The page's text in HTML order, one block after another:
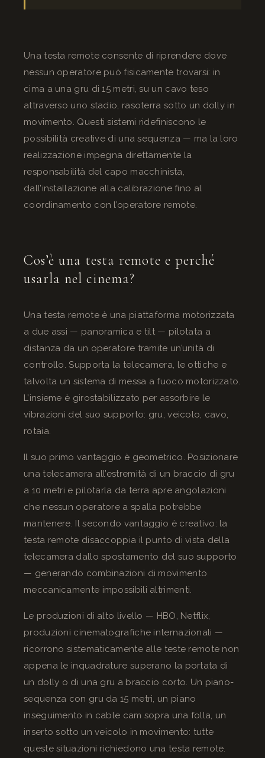
Una testa remote consente di riprendere dove
nessun operatore può fisicamente trovarsi: in
cima a una gru di 15 metri, su un cavo teso
attraverso uno stadio, rasoterra sotto un dolly in
movimento. Questi sistemi ridefiniscono le
possibilità creative di una sequenza — ma la loro
realizzazione impegna direttamente la
responsabilità del capo macchinista,
dall’installazione alla calibrazione fino al
coordinamento con l’operatore remote.
Cos’è una testa remote e perché
usarla nel cinema?
Una testa remote è una piattaforma motorizzata
a due assi — panoramica e tilt — pilotata a
distanza da un operatore tramite un’unità di
controllo. Supporta la telecamera, le ottiche e
talvolta un sistema di messa a fuoco motorizzato.
L’insieme è girostabilizzato per assorbire le
vibrazioni del suo supporto: gru, veicolo, cavo,
rotaia.
Il suo primo vantaggio è geometrico. Posizionare
una telecamera all’estremità di un braccio di gru
a 10 metri e pilotarla da terra apre angolazioni
che nessun operatore a spalla potrebbe
mantenere. Il secondo vantaggio è creativo: la
testa remote disaccoppia il punto di vista della
telecamera dallo spostamento del suo supporto
— generando combinazioni di movimento
meccanicamente impossibili altrimenti.
Le produzioni di alto livello — HBO, Netflix,
produzioni cinematografiche internazionali —
ricorrono sistematicamente alle teste remote non
appena le inquadrature superano la portata di
un dolly o di una gru a braccio corto. Un piano-
sequenza con gru da 15 metri, un piano
inseguimento in cable cam sopra una folla, un
inserto sotto un veicolo in movimento: tutte
queste situazioni richiedono una testa remote.